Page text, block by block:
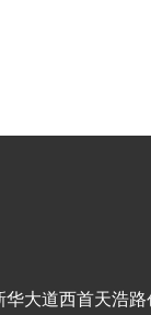
大道西首天浩